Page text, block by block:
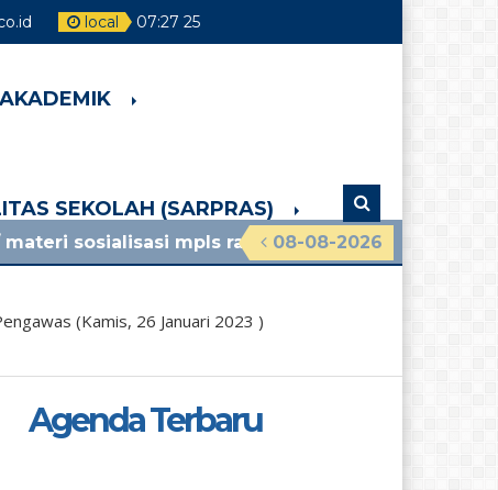
local 07:27 26
SEKOLAH (SARPRAS)
08-08-2026
mpls ramah 2026 smpn 4 pakem lihat
(Kamis, 26 Januari 2023 )
Agenda Terbaru